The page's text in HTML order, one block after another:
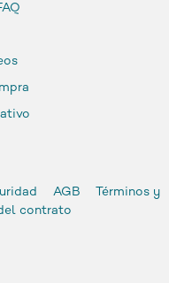
AGB
Términos y
contrato